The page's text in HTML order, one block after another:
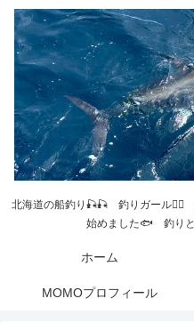
北海道の船釣り🎣🎣 釣りガール
始めました🐟 釣り
ホーム
MOMOプロフィール